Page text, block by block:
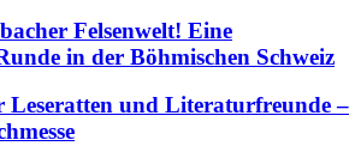
Felsenwelt! Eine
in der Böhmischen Schweiz
und Literaturfreunde –